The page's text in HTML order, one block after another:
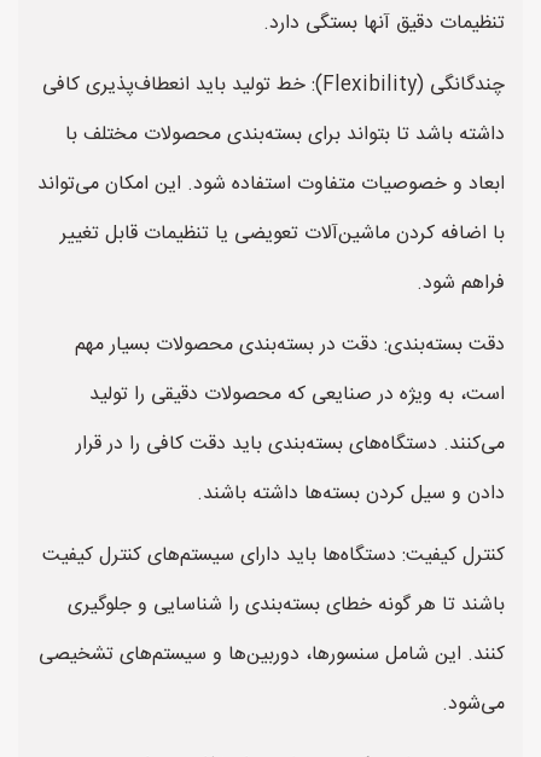
تنظیمات دقیق آنها بستگی دارد.
چندگانگی (Flexibility): خط تولید باید انعطاف‌پذیری کافی
داشته باشد تا بتواند برای بسته‌بندی محصولات مختلف با
ابعاد و خصوصیات متفاوت استفاده شود. این امکان می‌تواند
با اضافه کردن ماشین‌آلات تعویضی یا تنظیمات قابل تغییر
فراهم شود.
دقت بسته‌بندی: دقت در بسته‌بندی محصولات بسیار مهم
است، به ویژه در صنایعی که محصولات دقیقی را تولید
می‌کنند. دستگاه‌های بسته‌بندی باید دقت کافی را در قرار
دادن و سیل کردن بسته‌ها داشته باشند.
کنترل کیفیت: دستگاه‌ها باید دارای سیستم‌های کنترل کیفیت
باشند تا هر گونه خطای بسته‌بندی را شناسایی و جلوگیری
کنند. این شامل سنسورها، دوربین‌ها و سیستم‌های تشخیصی
می‌شود.